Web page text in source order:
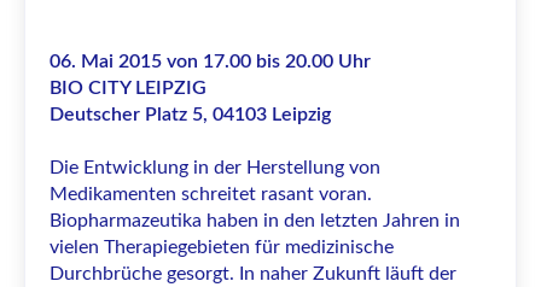
06. Mai 2015 von 17.00 bis 20.00 Uhr
BIO CITY LEIPZIG
Deutscher Platz 5, 04103 Leipzig
Die Entwicklung in der Herstellung von
Medikamenten schreitet rasant voran.
Biopharmazeutika haben in den letzten Jahren in
vielen Therapiegebieten für medizinische
Durchbrüche gesorgt. In naher Zukunft läuft der